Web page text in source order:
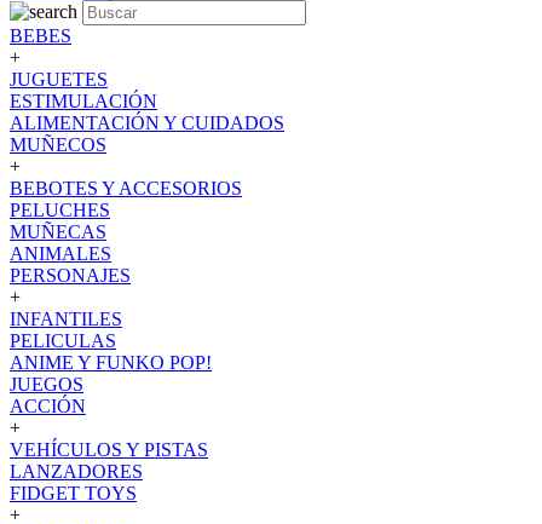
BEBES
+
JUGUETES
ESTIMULACIÓN
ALIMENTACIÓN Y CUIDADOS
MUÑECOS
+
BEBOTES Y ACCESORIOS
PELUCHES
MUÑECAS
ANIMALES
PERSONAJES
+
INFANTILES
PELICULAS
ANIME Y FUNKO POP!
JUEGOS
ACCIÓN
+
VEHÍCULOS Y PISTAS
LANZADORES
FIDGET TOYS
+